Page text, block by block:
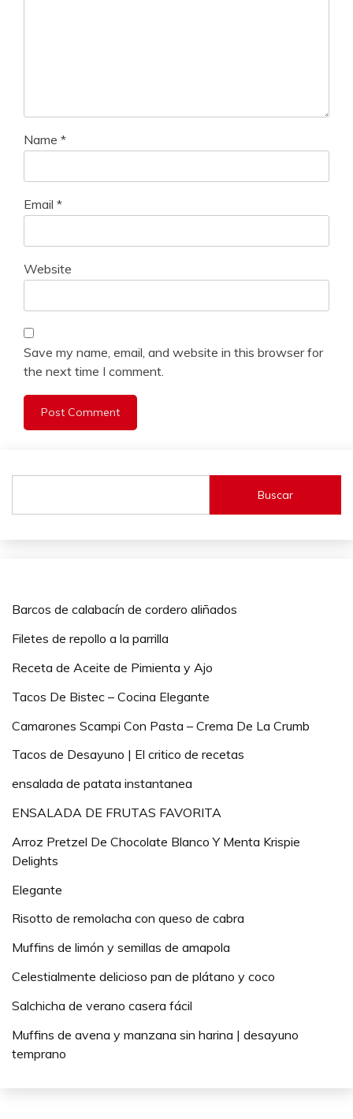
Name *
Email *
Website
Save my name, email, and website in this browser for
the next time I comment.
Buscar
Barcos de calabacín de cordero aliñados
Filetes de repollo a la parrilla
Receta de Aceite de Pimienta y Ajo
Tacos De Bistec – Cocina Elegante
Camarones Scampi Con Pasta – Crema De La Crumb
Tacos de Desayuno | El critico de recetas
ensalada de patata instantanea
ENSALADA DE FRUTAS FAVORITA
Arroz Pretzel De Chocolate Blanco Y Menta Krispie
Delights
Elegante
Risotto de remolacha con queso de cabra
Muffins de limón y semillas de amapola
Celestialmente delicioso pan de plátano y coco
Salchicha de verano casera fácil
Muffins de avena y manzana sin harina | desayuno
temprano